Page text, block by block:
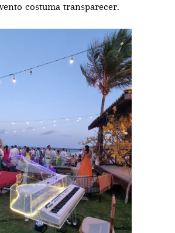
costuma transparecer.